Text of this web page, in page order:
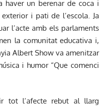
haver un berenar de coca i
i pati de l’escola. Ja
l’acte amb els parlaments
la comunitat educativa i,
Albert Show va amenitzar
i humor “Que comenci
tot l’afecte rebut al llarg